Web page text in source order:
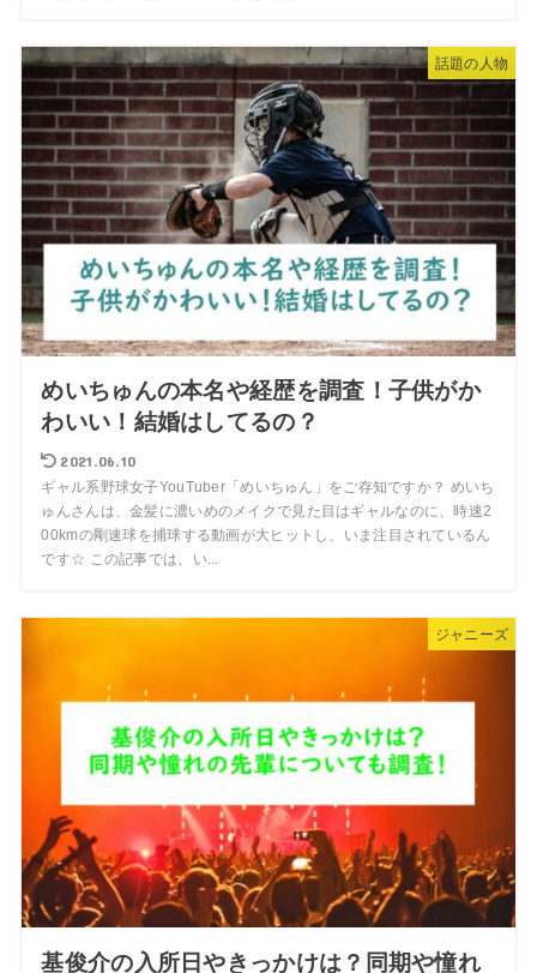
話題の人物
めいちゅんの本名や経歴を調査！子供がか
わいい！結婚はしてるの？
2021.06.10
ギャル系野球女子YouTuber「めいちゅん」をご存知ですか？ めいち
ゅんさんは、金髪に濃いめのメイクで見た目はギャルなのに、時速2
00kmの剛速球を捕球する動画が大ヒットし、いま注目されているん
です☆ この記事では、い...
ジャニーズ
基俊介の入所日やきっかけは？同期や憧れ